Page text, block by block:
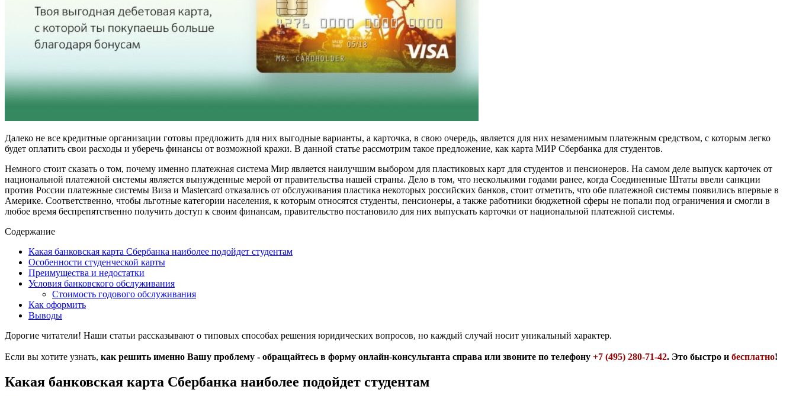
Далеко не все кредитные организации готовы предложить для них выгодные варианты, а карточка, в свою очередь, является для них незаменимым платежным средством, с которым легко
будет оплатить свои расходы и уберечь финансы от возможной кражи. В данной статье рассмотрим такое предложение, как карта МИР Сбербанка для студентов.
Немного стоит сказать о том, почему именно платежная система Мир является наилучшим выбором для пластиковых карт для студентов и пенсионеров. На самом деле выпуск карточек от
национальной платежной системы является вынужденные мерой от правительства нашей страны. Дело в том, что несколькими годами ранее, когда Соединенные Штаты ввели санкции
против России платежные системы Виза и Mastercard отказались от обслуживания пластика некоторых российских банков, стоит отметить, что обе платежной системы появились впервые в
Америке. Соответственно, чтобы льготные категории населения, к которым относятся студенты, пенсионеры, а также работники бюджетной сферы не попали под ограничения и смогли в
любое время беспрепятственно получить доступ к своим финансам, правительство постановило для них выпускать карточки от национальной платежной системы.
Содержание
Какая банковская карта Сбербанка наиболее подойдет студентам
Особенности студенческой карты
Преимущества и недостатки
Условия банковского обслуживания
Стоимость годового обслуживания
Как оформить
Выводы
Дорогие читатели! Наши статьи рассказывают о типовых способах решения юридических вопросов, но каждый случай носит уникальный характер.
Если вы хотите узнать, как решить именно Вашу проблему - обращайтесь в форму онлайн-консультанта справа или звоните по телефону +7 (495) 280-71-42. Это быстро и бесплатно!
Какая банковская карта Сбербанка наиболее подойдет студентам